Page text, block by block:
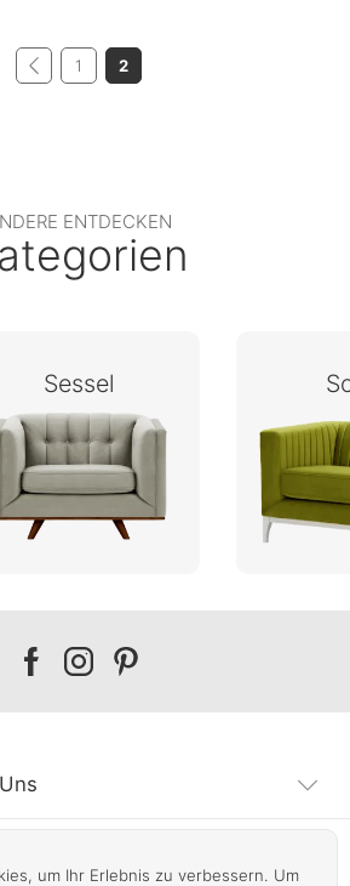
um Ihr Erlebnis zu verbessern. Um
1 2
ENTDECKEN
Sessel
Our
Our
Our